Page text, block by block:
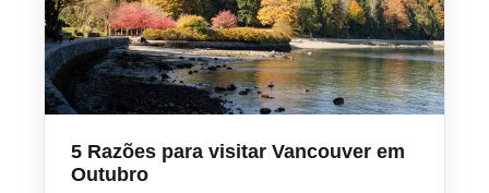
5 Razões para visitar Vancouver em
Outubro